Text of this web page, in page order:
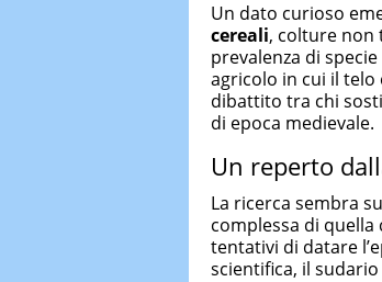
Un dato curioso
cereali, colture non
prevalenza di
agricolo in cui il
dibattito tra chi
di epoca medievale.
Un reperto
La ricerca sembra
complessa di
tentativi di datare
scientifica, il